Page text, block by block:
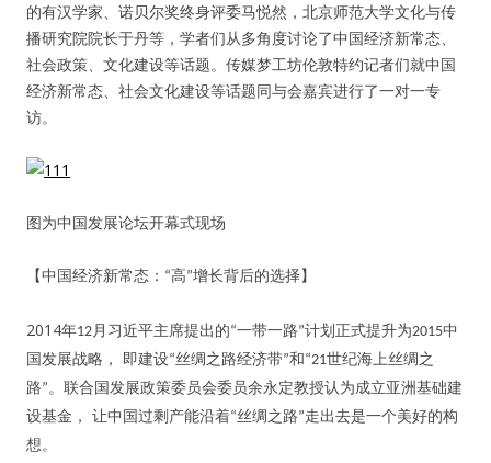
出彩2016
变革2015
逐梦2014
辉煌2013
精彩2012
梦工坊圈
人脉圈
信息圈
品牌的力量
的有汉学家、诺贝尔奖终身评委马悦然，北京师范大学文化与传
播研究院院长于丹等，学者们从多角度讨论了中国经济新常态、
社会政策、文化建设等话题。传媒梦工坊伦敦特约记者们就中国
经济新常态、社会文化建设等话题同与会嘉宾进行了一对一专
访。
图为中国发展论坛开幕式现场
【中国经济新常态： “高”增长背后的选择 】
2014年12月习近平主席提出的“一带一路”计划正式提升为2015中
国发展战略， 即建设“丝绸之路经济带”和 “21世纪海上丝绸之
路”。联合国发展政策委员会委员余永定教授认为成立亚洲基础建
设基金，
让中国过剩产能沿着“丝绸之路”走出去是一个美好的构
想。